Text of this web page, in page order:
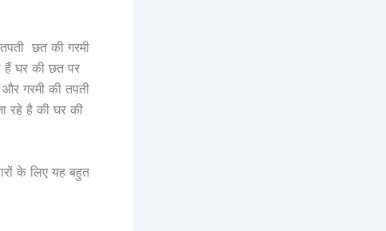
छत की गरमी
हैं घर की छत पर
गरमी की तपती
रहे है की घर की
के लिए यह बहुत